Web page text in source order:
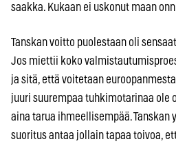
saakka. Kukaan ei uskonut maan
Tanskan voitto puolestaan oli
Jos miettii koko
ja sitä, että voitetaan
juuri suurempaa tuhkimotarinaa ole
aina tarua ihmeellisempää. Tanskan
suoritus antaa jollain tapaa toivoa,